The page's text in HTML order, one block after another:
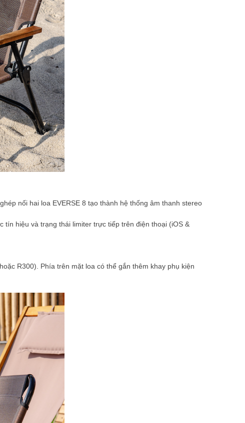
nối hai loa EVERSE 8 tạo thành hệ thống âm thanh stereo
tín hiệu và trạng thái limiter trực tiếp trên điện thoại (iOS &
R300). Phía trên mặt loa có thể gắn thêm khay phụ kiện